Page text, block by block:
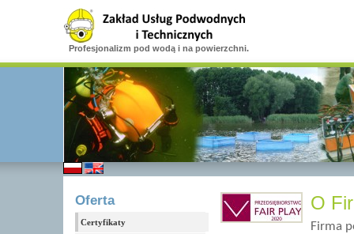
Profesjonalizm pod wodą i na powierzchni.
Oferta
Certyfikaty
O
Firma